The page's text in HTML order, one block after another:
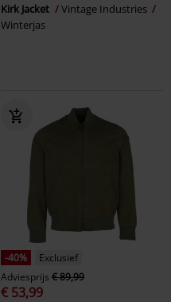
Kirk Jacket
Vintage Industries
Winterjas
-40%
Exclusief
Adviesprijs € 89,99
€ 53,99